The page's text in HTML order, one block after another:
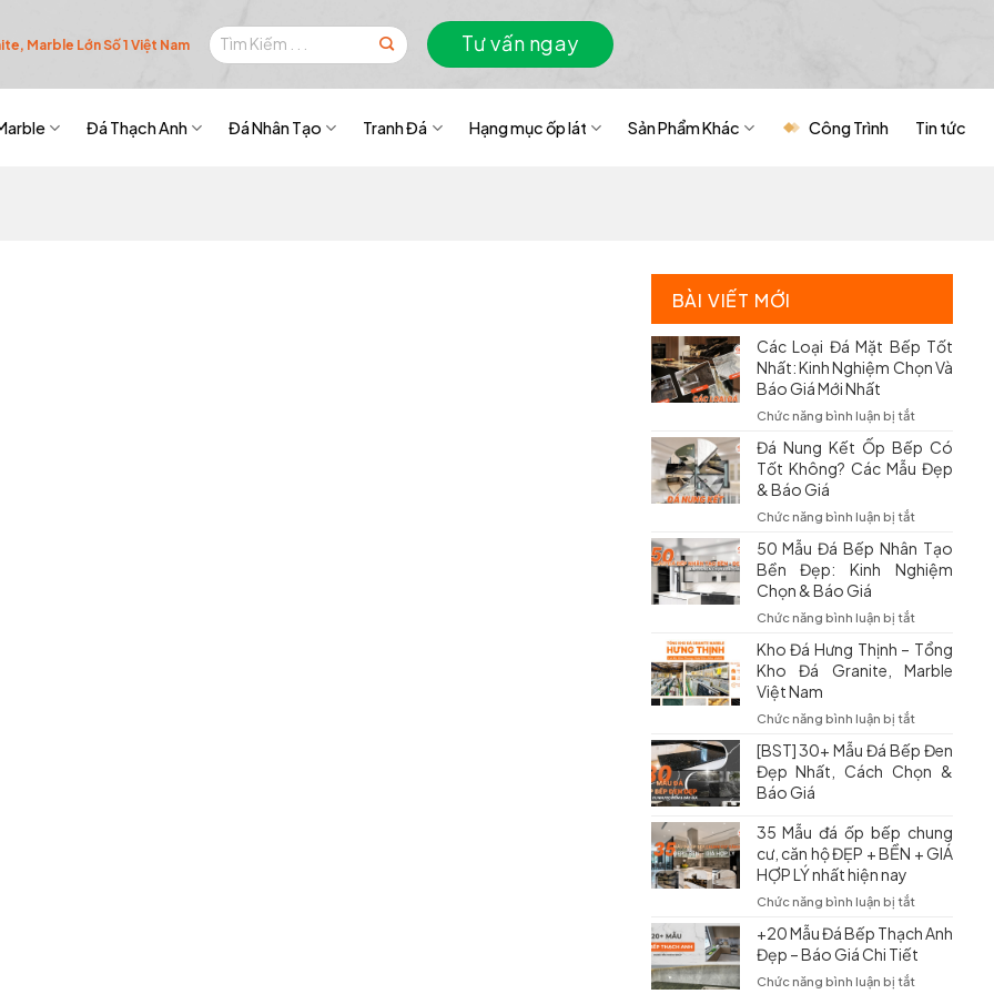
Marble Lớn Số 1 Việt Nam
Tìm
kiếm:
Tư vấn ngay
Đá Thạch Anh Đá Nhân Tạo Tranh Đá Hạng mục ốp lát Sản Phẩm Khác Công Trình Tin tức
BÀI VIẾT MỚI
Các Loại Đá Mặt Bếp Tốt
Nhất: Kinh Nghiệm Chọn Và
Báo Giá Mới Nhất
Chức năng bình luận bị tắtở
Loại
Đá
Nhất:
Kinh
Nghiệm
Và
Báo
Giá
Mới
Đá Nung Kết Ốp Bếp Có
Tốt Không? Các Mẫu Đẹp
& Báo Giá
Chức năng bình luận bị tắtở
Nung
Kết
Tốt
Không?
Đẹp
Báo
Giá
50 Mẫu Đá Bếp Nhân Tạo
Bền Đẹp: Kinh Nghiệm
Chọn & Báo Giá
Chức năng bình luận bị tắtở
Mẫu
Đá
Bền
Đẹp:
Kinh
Chọn
&
Báo
Kho Đá Hưng Thịnh – Tổng
Kho Đá Granite, Marble
Việt Nam
Chức năng bình luận bị tắtở
Đá
Hưng
Tổng
Kho
Marble
Việt
Nam
[BST] 30+ Mẫu Đá Bếp Đen
Đẹp Nhất, Cách Chọn &
Báo Giá
35 Mẫu đá ốp bếp chung
cư, căn hộ ĐẸP + BỀN + GIÁ
HỢP LÝ nhất hiện nay
Chức năng bình luận bị tắtở
Mẫu
đá
+20 Mẫu Đá Bếp Thạch Anh
Đẹp – Báo Giá Chi Tiết
Chức năng bình luận bị tắtở